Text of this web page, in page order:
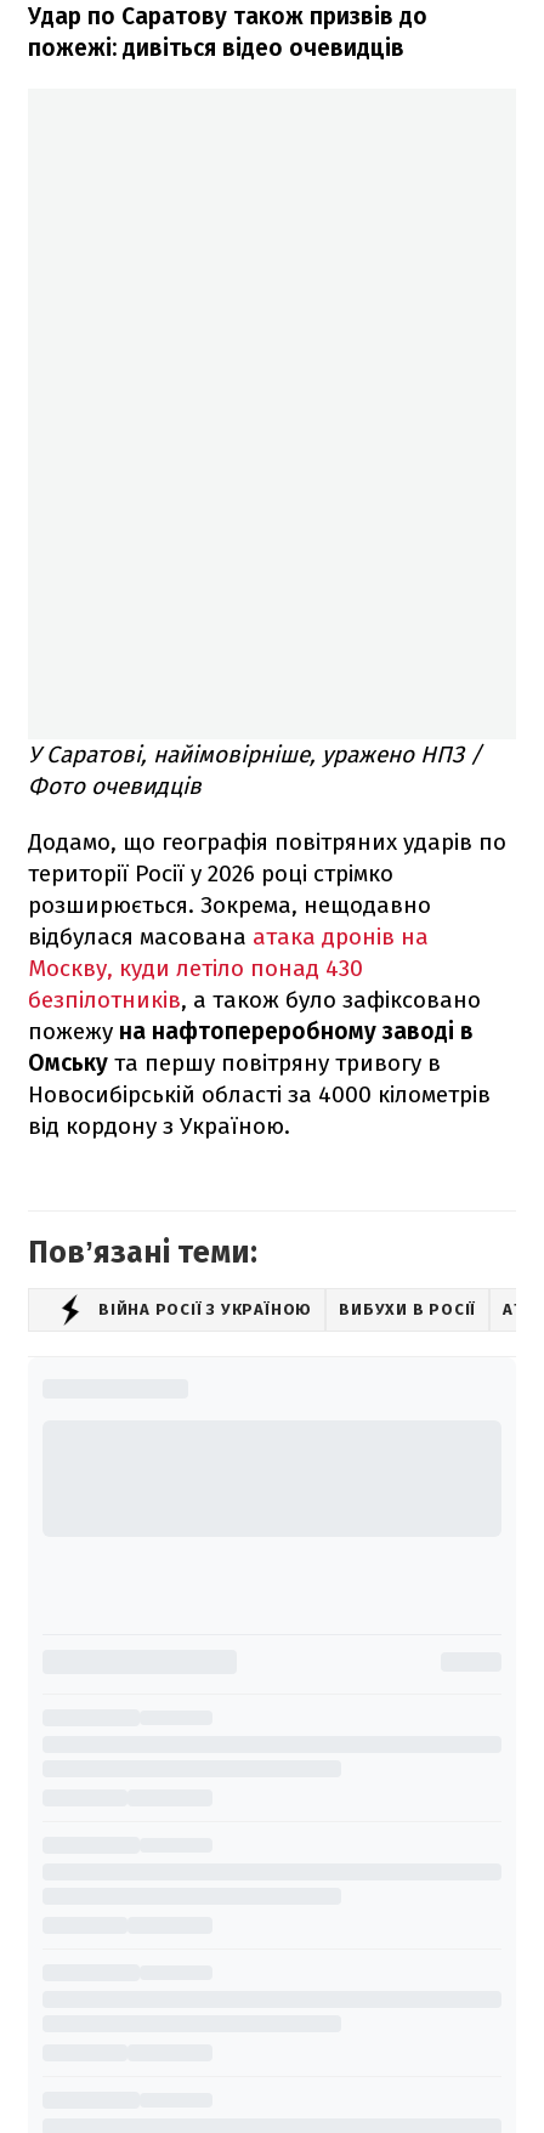
Удар по Саратову також призвів до
пожежі: дивіться відео очевидців
У Саратові, найімовірніше, уражено НПЗ /
Фото очевидців
Додамо, що географія повітряних ударів по
території Росії у 2026 році стрімко
розширюється. Зокрема, нещодавно
відбулася масована атака дронів на
Москву, куди летіло понад 430
безпілотників, а також було зафіксовано
пожежу на нафтопереробному заводі в
Омську та першу повітряну тривогу в
Новосибірській області за 4000 кілометрів
від кордону з Україною.
Повʼязані теми:
ВІЙНА РОСІЇ З УКРАЇНОЮ ВИБУХИ В РОСІЇ